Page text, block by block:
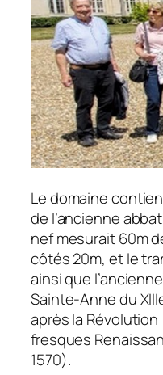
Le domaine
de l’ancienne
nef mesurait 60m
côtés 20m, et le
ainsi que
Sainte-Anne du
après la
fresques
1570).